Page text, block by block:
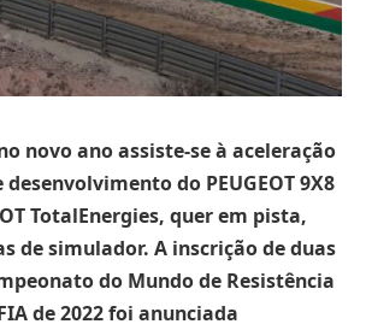
novo ano assiste-se à aceleração
do PEUGEOT 9X8
TotalEnergies, quer em pista,
de simulador. A inscrição de duas
do Mundo de Resistência
de 2022 foi anunciada